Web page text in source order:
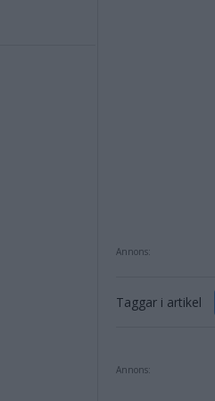
Annons:
Taggar i artikel
Annons: